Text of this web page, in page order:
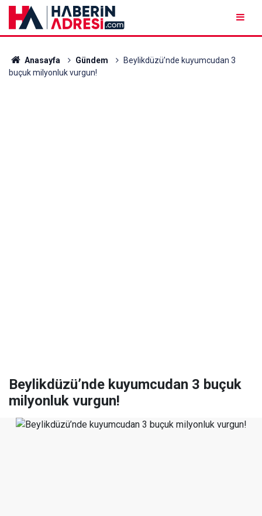
Anasayfa Gündem
Beylikdüzü’nde kuyumcudan 3
buçuk milyonluk vurgun!
Beylikdüzü’nde kuyumcudan 3 buçuk
milyonluk vurgun!